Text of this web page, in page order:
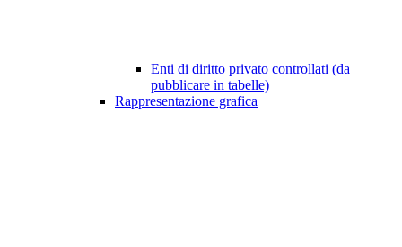
Enti di diritto privato controllati (da
pubblicare in tabelle)
Rappresentazione grafica